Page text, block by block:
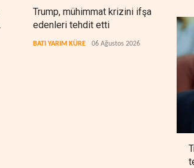
Trump, mühimmat krizini ifşa
edenleri tehdit etti
BATI YARIM KÜRE 06 Ağustos 2026 BATI